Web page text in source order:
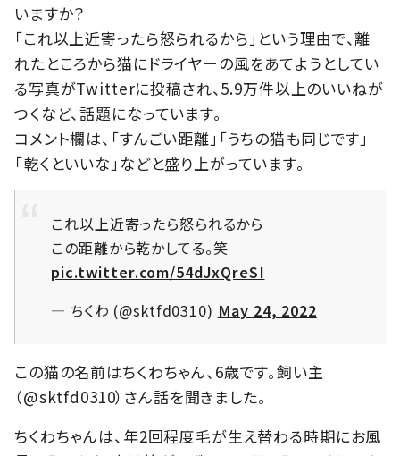
いますか？
「これ以上近寄ったら怒られるから」という理由で、離
れたところから猫にドライヤーの風をあてようとしてい
る写真がTwitterに投稿され、5.9万件以上のいいねが
つくなど、話題になっています。
コメント欄は、「すんごい距離」「うちの猫も同じです」
「乾くといいな」などと盛り上がっています。
これ以上近寄ったら怒られるから
この距離から乾かしてる。笑
pic.twitter.com/54dJxQreSI
— ちくわ (@sktfd0310) May 24, 2022
この猫の名前はちくわちゃん、6歳です。飼い主
（@sktfd0310）さん話を聞きました。
ちくわちゃんは、年2回程度毛が生え替わる時期にお風